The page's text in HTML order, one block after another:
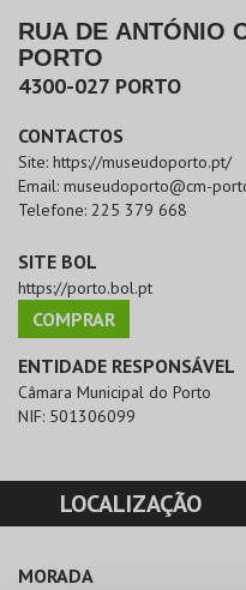
RUA DE ANTÓNIO
PORTO
4300-027 PORTO
CONTACTOS
Site: https://museudoporto.pt/
Email: museudoporto@cm-
Telefone: 225 379 668
SITE BOL
https://porto.bol.pt
COMPRAR
ENTIDADE RESPONSÁVEL
Câmara Municipal do Porto
NIF: 501306099
LOCALIZAÇÃO
MORADA